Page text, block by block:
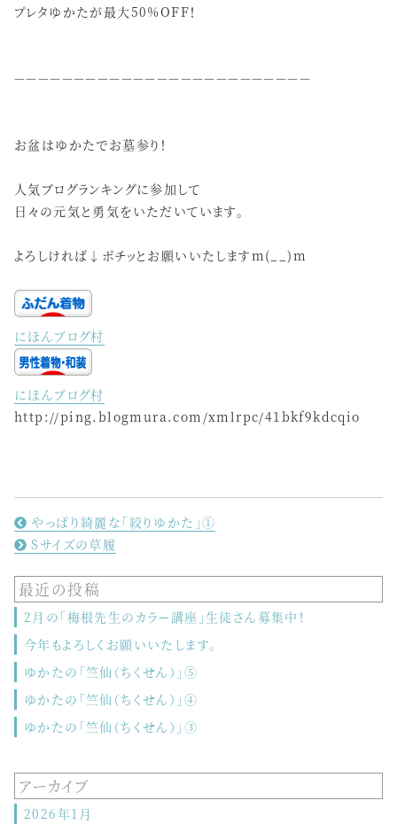
プレタゆかたが最大50%OFF！
－－－－－－－－－－－－－－－－－－－－－－－－－
お盆はゆかたでお墓参り！
人気ブログランキングに参加して
日々の元気と勇気をいただいています。
よろしければ↓ポチッとお願いいたしますm(__)m
にほんブログ村
にほんブログ村
http://ping.blogmura.com/xmlrpc/41bkf9kdcqio
やっぱり綺麗な「絞りゆかた」①
Sサイズの草履
最近の投稿
2月の「梅根先生のカラー講座」生徒さん募集中！
今年もよろしくお願いいたします。
ゆかたの「竺仙（ちくせん）」⑤
ゆかたの「竺仙（ちくせん）」④
ゆかたの「竺仙（ちくせん）」③
アーカイブ
2026年1月